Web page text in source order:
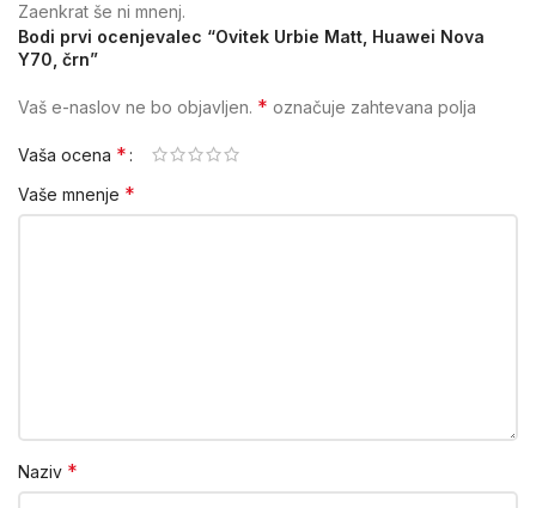
Zaenkrat še ni mnenj.
Bodi prvi ocenjevalec “Ovitek Urbie Matt, Huawei Nova
Y70, črn”
Vaš e-naslov ne bo objavljen. * označuje zahtevana polja
Vaša ocena *
Vaše mnenje *
Naziv *